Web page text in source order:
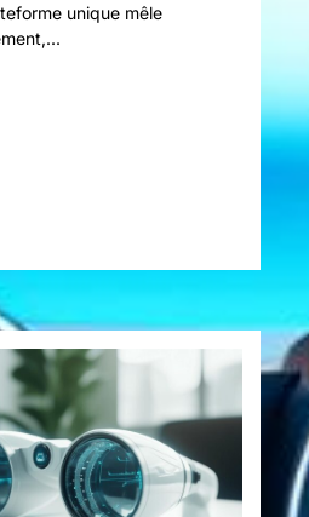
unique mêle